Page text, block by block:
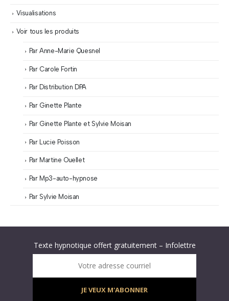
Visualisations
Voir tous les produits
Par Anne-Marie Quesnel
Par Carole Fortin
Par Distribution DPA
Par Ginette Plante
Par Ginette Plante et Sylvie Moisan
Par Lucie Poisson
Par Martine Ouellet
Par Mp3-auto-hypnose
Par Sylvie Moisan
Texte hypnotique offert gratuitement – Infolettre
Infolettre : obtenez un MP3 d’hypnose gratuit !
Votre adresse courriel
JE VEUX M'ABONNER